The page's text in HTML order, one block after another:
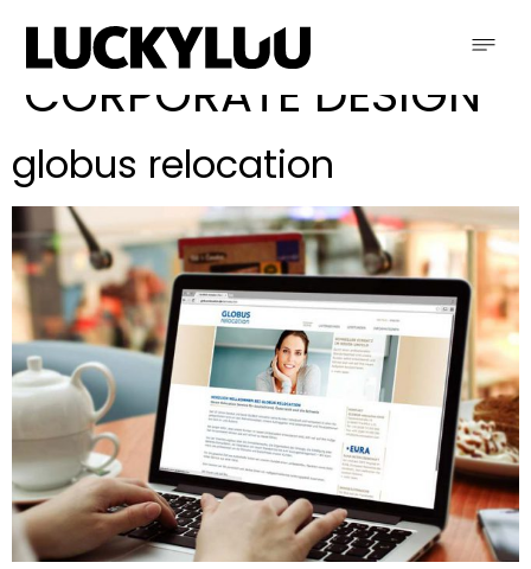
Kategorie:
CORPORATE DESIGN
globus relocation